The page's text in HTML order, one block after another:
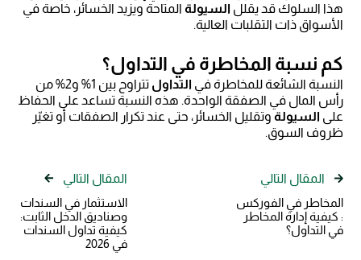
هذا السلوك قد يقلل السيولة المتاحة ويزيد الخسائر، خاصة في
الأسواق ذات التقلبات العالية.
كم نسبة المخاطرة في التداول؟
النسبة الشائعة للمخاطرة في التداول
تتراوح بين 1% و2% من
رأس المال في الصفقة الواحدة. هذه النسبة تساعد على الحفاظ
على السيولة وتقليل الخسائر، حتى عند تكرار الصفقات أو تغيّر
ظروف السوق.
المقال التالي
المخاطر في الفوركس
: كيفية إدارة المخاطر
في التداول؟
المقال التالي
الاستثمار في السندات
وصناديق الدخل الثابت:
كيفية تداول السندات
في 2026